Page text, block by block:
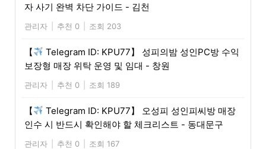
자 사기 완벽 차단 가이드 - 김천
관리자 추천 0 조회 203
【
Telegram ID: KPU77】 성피의밤 성인PC방 수익
보장형 매장 위탁 운영 및 임대 - 창원
관리자 추천 0 조회 189
【
Telegram ID: KPU77】 오성피 성인피씨방 매장
인수 시 반드시 확인해야 할 체크리스트 - 동대문구
관리자 추천 0 조회 167